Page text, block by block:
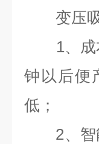
变压吸
1、成本
钟以后便
低；
2、智能